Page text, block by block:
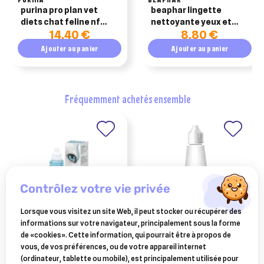
purina pro plan vet
diets chat feline nf
renal function saumon
10x85g
14,40 €
Ajouter au panier
beaphar lingette
nettoyante yeux et
oreilles b/100
8,80 €
Ajouter au panier
fréquemment achetés ensemble
TVM
ocryl produit d'hygiène
135ml
OSALIA
keriox nettoyant oculaire
100 ml
contrôlez votre vie privée
Lorsque vous visitez un site Web, il peut stocker ou récupérer des
informations sur votre navigateur, principalement sous la forme
de «cookies». Cette information, qui pourrait être à propos de
vous, de vos préférences, ou de votre appareil internet
(ordinateur, tablette ou mobile), est principalement utilisée pour